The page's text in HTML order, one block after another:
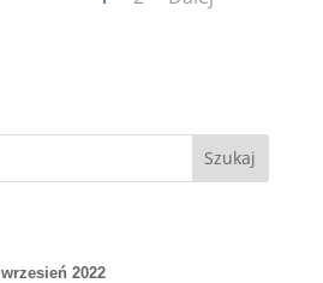
wrzesień 2022